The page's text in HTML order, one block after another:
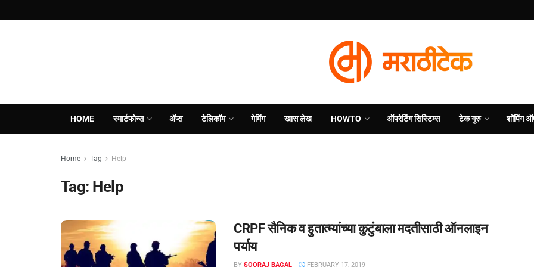
HOME स्मार्टफोन्स ॲप्स टेलिकॉम गेमिंग खास लेख HOWTO ऑपरेटिंग सिस्टिम्स टेक गुरु शॉपिंग
Home Tag Help
Tag: Help
CRPF सैनिक व हुतात्म्यांच्या कुटुंबाला मदतीसाठी ऑनलाइन
पर्याय
BY SOORAJ BAGAL FEBRUARY 17, 2019